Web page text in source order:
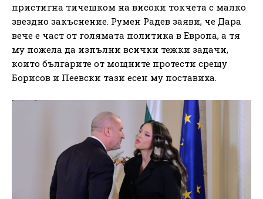
пристигна тичешком на високи токчета с малко
звездно закъснение. Румен Радев заяви, че Дара
вече е част от голямата политика в Европа, а тя
му пожела да изпълни всички тежки задачи,
които българите от мощните протести срещу
Борисов и Пеевски тази есен му поставиха.